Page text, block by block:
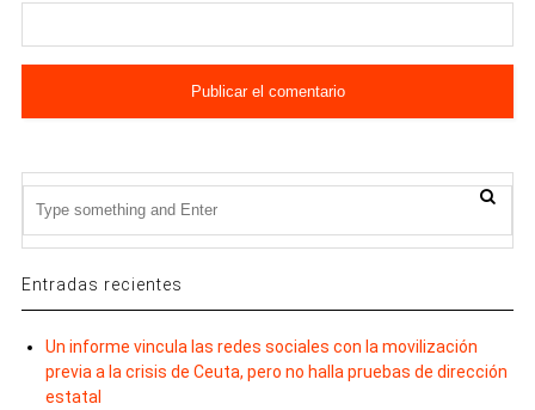
Entradas recientes
Un informe vincula las redes sociales con la movilización
previa a la crisis de Ceuta, pero no halla pruebas de dirección
estatal